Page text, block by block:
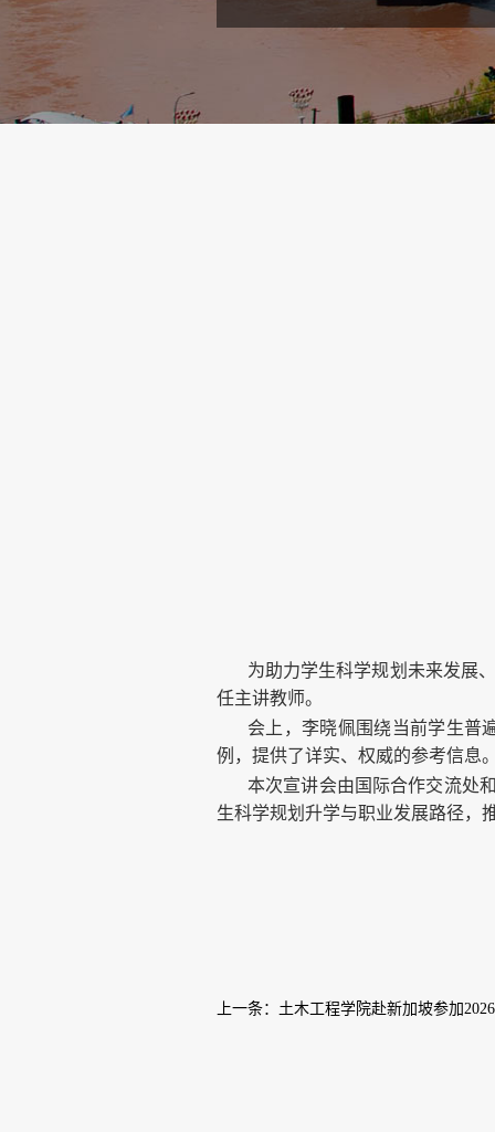
为助力学生科学规划未来发展
任主讲教师。
会上，李晓佩围绕当前学生普
例，提供了详实、权威的参考信息
本次宣讲会由国际合作交流处
生科学规划升学与职业发展路径，
上一条： 土木工程学院赴新加坡参加